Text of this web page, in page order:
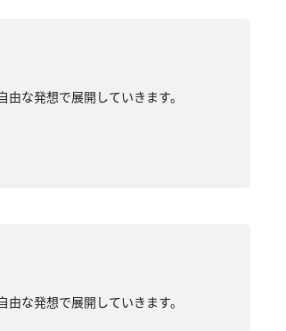
な発想で展開していきます。
な発想で展開していきます。